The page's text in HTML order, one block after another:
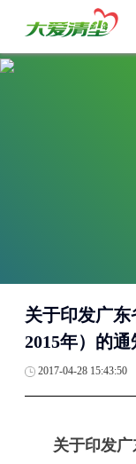
关于印发广东
2015年）的通
2017-04-28 15:43:50
关于印发